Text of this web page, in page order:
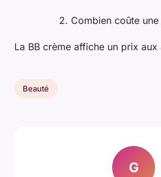
2. Combien coûte une
La BB crème affiche un prix
Beauté
G